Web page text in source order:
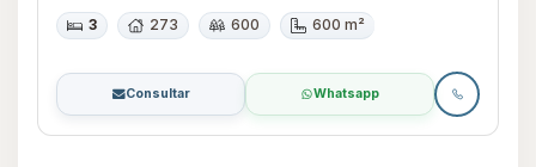
3 273 600 600 m²
Consultar Whatsapp